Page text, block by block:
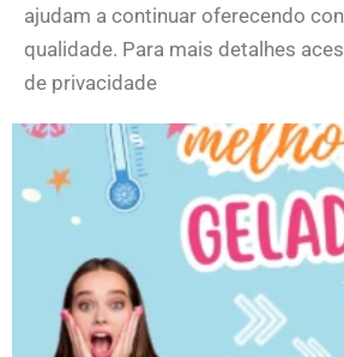
ajudam a continuar oferecendo
qualidade. Para mais detalhes
de privacidade